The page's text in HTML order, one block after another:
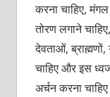
करना चाहिए, मंगल
तोरण लगाने
देवताओं,
चाहिए और इस
अर्चन करना